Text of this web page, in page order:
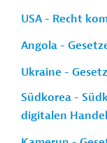
USA - Recht
Angola -
Ukraine -
Südkorea -
digitalen